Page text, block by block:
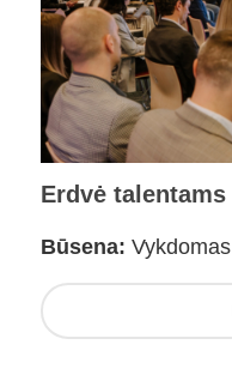
Erdvė talentams
Būsena: Vykdomas